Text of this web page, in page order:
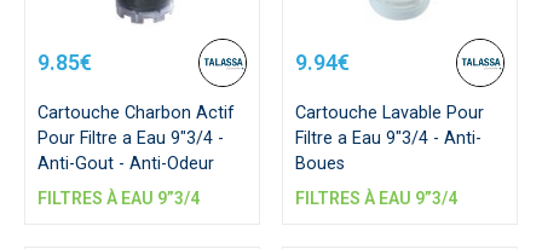
9.85€
Cartouche Charbon Actif
Pour Filtre a Eau 9"3/4 -
Anti-Gout - Anti-Odeur
FILTRES À EAU 9”3/4
9.94€
Cartouche Lavable Pour
Filtre a Eau 9"3/4 - Anti-
Boues
FILTRES À EAU 9”3/4